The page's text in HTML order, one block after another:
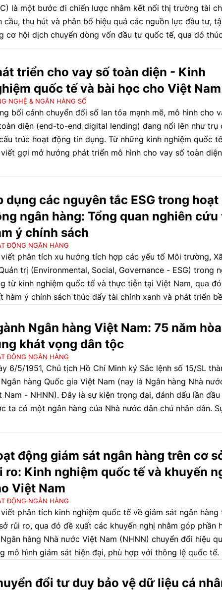
là một bước đi chiến lược nhằm kết nối thị trường tài
cầu, thu hút và phân bổ hiệu quả các nguồn lực đầu tư,
cơ hội dịch chuyển dòng vốn đầu tư quốc tế, qua đó thúc
và nâng cao vị thế của Việt Nam trên trường quốc tế.
trúc đó, hoạt động ngân hàng giữ vai trò nền tảng, vừa
vụ tài chính, vừa góp phần hình thành và vận hành các
vốn trong nền kinh tế. Trên cơ sở phân tích định hướng
tại Nghị quyết số 222/2025/QH15 ngày 27/6/2025 của
VIFC, Nghị định số 329/2025/NĐ-CP ngày 18/12/2025
phủ về cấp phép thành lập và hoạt động ngân hàng,
hối, phòng chống rửa tiền, chống tài trợ khủng bố, chống
biến vũ khí hủy diệt hàng loạt tại VIFC và thực tiễn
động ngân hàng tại VIFC đang được định hình theo cách
trọng, có lộ trình.
triển cho vay số toàn diện - Kinh
quốc tế và bài học cho Việt Nam
NGHỆ & NGÂN HÀNG SỐ
bối cảnh chuyển đổi số lan tỏa mạnh mẽ, mô hình cho
diện (end-to-end digital lending) đang nổi lên như trụ
trúc hoạt động tín dụng. Từ những kinh nghiệm quốc
gợi mở hướng phát triển mô hình cho vay số toàn diện
dụng các nguyên tắc ESG trong hoạt
ngân hàng: Tổng quan nghiên cứu
ý chính sách
ĐỘNG NGÂN HÀNG
viết phân tích xu hướng tích hợp các yếu tố Môi trường,
trị (Environmental, Social, Governance - ESG) trong
từ kinh nghiệm quốc tế và thực tiễn tại Việt Nam, qua
hàm ý chính sách thúc đẩy tài chính xanh và phát triển
Ngân hàng Việt Nam: 75 năm hòa
khát vọng dân tộc
ĐỘNG NGÂN HÀNG
6/5/1951, Chủ tịch Hồ Chí Minh ký Sắc lệnh số 15/SL
hàng Quốc gia Việt Nam (nay là Ngân hàng Nhà
Nam - NHNN). Đây là sự kiện trọng đại, đánh dấu lần
ta có một ngân hàng của Nhà nước dân chủ nhân dân.
động tài chính - tiền tệ. Trải qua 75 năm xây dựng, củng
triển, ngành Ngân hàng Việt Nam không ngừng lớn
góp quan trọng vào thắng lợi của hai cuộc kháng chiến,
cuộc xây dựng chủ nghĩa xã hội, đổi mới và hội nhập, góp
đưa đất nước bước vào kỷ nguyên phát triển mới.
động giám sát ngân hàng trên cơ
ro: Kinh nghiệm quốc tế và khuyến
Việt Nam
ĐỘNG NGÂN HÀNG
viết phân tích kinh nghiệm quốc tế về giám sát ngân hàng
rủi ro, qua đó đề xuất các khuyến nghị nhằm góp phần
hàng Nhà nước Việt Nam (NHNN) chuyển đổi hiệu
mô hình giám sát hiện đại, phù hợp với thông lệ quốc tế.
đổi tư duy bảo vệ dữ liệu cá